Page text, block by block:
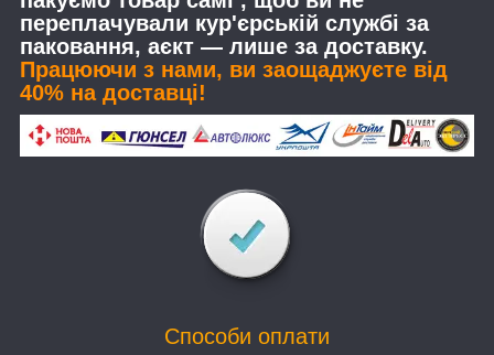
переплачували кур'єрській службі за
паковання, аєкт — лише за доставку.
Працюючи з нами, ви заощаджуєте від
40% на доставці!
Способи оплати